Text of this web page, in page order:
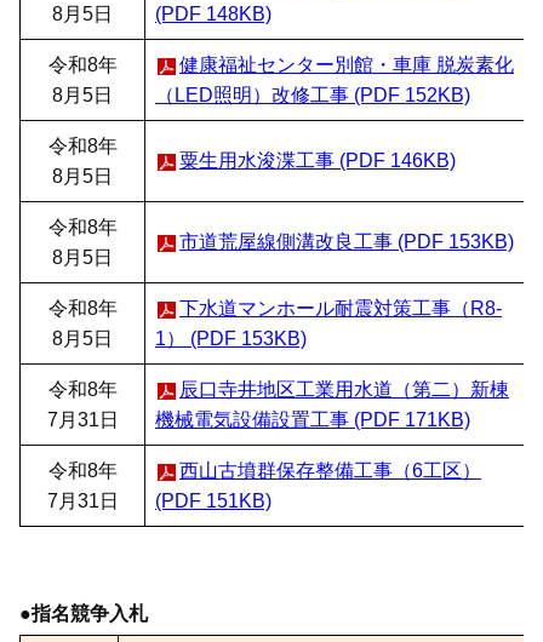
8月5日
(PDF 148KB)
令和8年
8月5日
健康福祉センター別館・車庫 脱炭素化
（LED照明）改修工事 (PDF 152KB)
令和8年
8月5日
粟生用水浚渫工事 (PDF 146KB)
令和8年
8月5日
市道荒屋線側溝改良工事 (PDF 153KB)
令和8年
8月5日
下水道マンホール耐震対策工事（R8-
1） (PDF 153KB)
令和8年
7月31日
辰口寺井地区工業用水道（第二）新棟
機械電気設備設置工事 (PDF 171KB)
令和8年
7月31日
西山古墳群保存整備工事（6工区）
(PDF 151KB)
●指名競争入札